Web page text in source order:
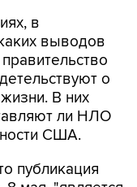
в
выводов
о
В них
ли НЛО
США.
публикация